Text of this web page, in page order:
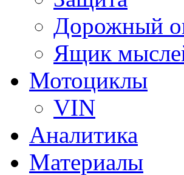
Дорожный
Ящик
Мотоциклы
VIN
Аналитика
Материалы